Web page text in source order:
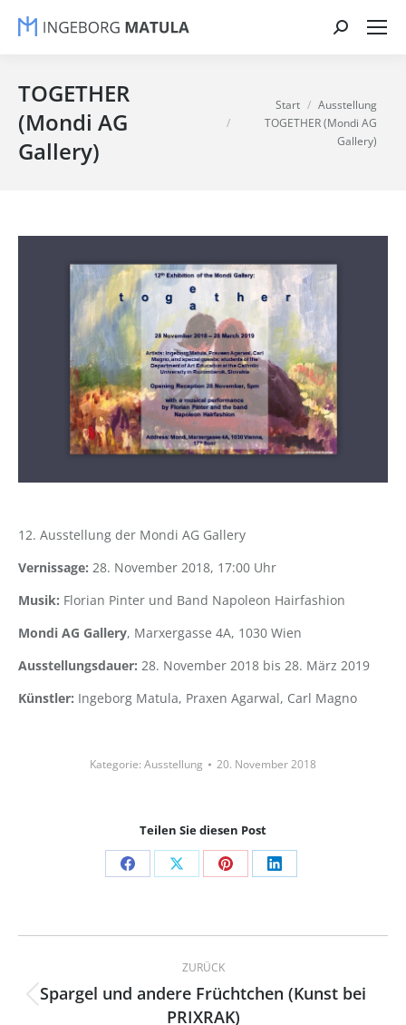
Search:
TOGETHER
(Mondi AG
Gallery)
Sie befinden sich hier:
Start
Ausstellung
TOGETHER (Mondi AG
Gallery)
12. Ausstellung der Mondi AG Gallery
Vernissage: 28. November 2018, 17:00 Uhr
Musik: Florian Pinter und Band Napoleon Hairfashion
Mondi AG Gallery, Marxergasse 4A, 1030 Wien
Ausstellungsdauer: 28. November 2018 bis 28. März 2019
Künstler: Ingeborg Matula, Praxen Agarwal, Carl Magno
Kategorie: Ausstellung 20. November 2018
Teilen Sie diesen Post
Share
Facebook
Share
X
Share
Pinterest
Share
LinkedIn
Kommentarnavigation
ZURÜCK
Vorheriger
Spargel und andere Früchtchen (Kunst bei
PRIXRAK)